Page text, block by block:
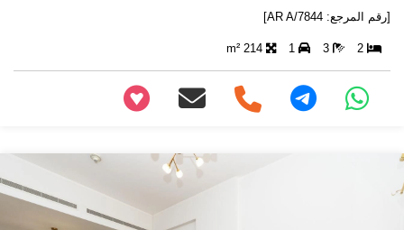
[رقم المرجع: AR A/7844]
2
3
1
214 m²